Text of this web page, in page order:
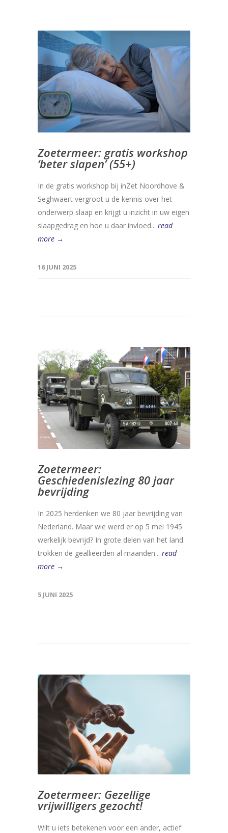
Zoetermeer: gratis workshop
‘beter slapen’ (55+)
In de gratis workshop bij inZet Noordhove &
Seghwaert vergroot u de kennis over het
onderwerp slaap en krijgt u inzicht in uw eigen
slaapgedrag en hoe u daar invloed... read
more →
16 JUNI 2025
Zoetermeer:
Geschiedenislezing 80 jaar
bevrijding
In 2025 herdenken we 80 jaar bevrijding van
Nederland. Maar wie werd er op 5 mei 1945
werkelijk bevrijd? In grote delen van het land
trokken de geallieerden al maanden... read
more →
5 JUNI 2025
Zoetermeer: Gezellige
vrijwilligers gezocht!
Wilt u iets betekenen voor een ander, actief